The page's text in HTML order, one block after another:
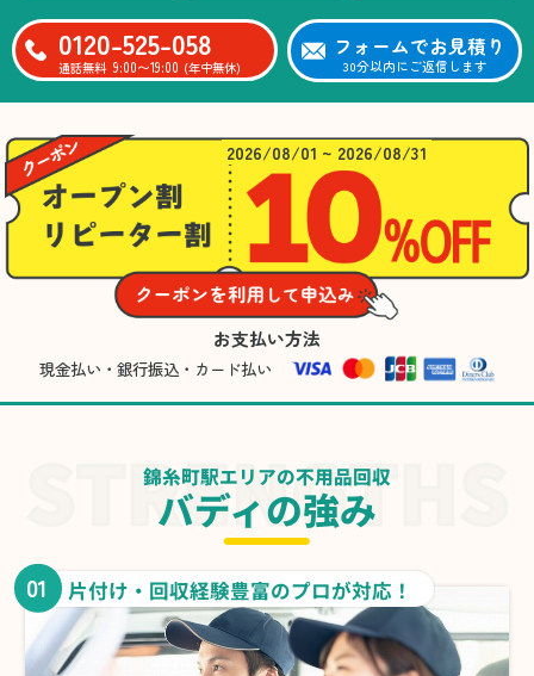
0120-525-058
通話無料 9:00〜19:00 (年中無休)
フォームでお見積り
30分以内にご返信します
2026/08/01 ~ 2026/08/31
お支払い方法
現金払い・銀行振込・カード払い
錦糸町駅エリアの不用品回収
バディの強み
01 片付け・回収経験豊富のプロが対応！